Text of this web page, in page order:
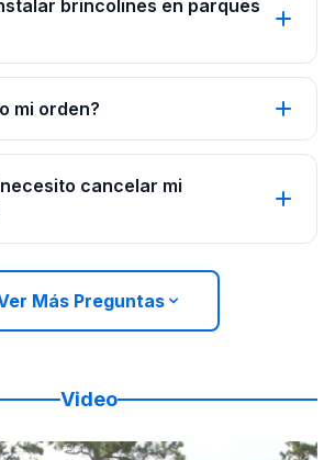
brincolines en parques
mi orden?
cancelar mi
Más Preguntas
Video